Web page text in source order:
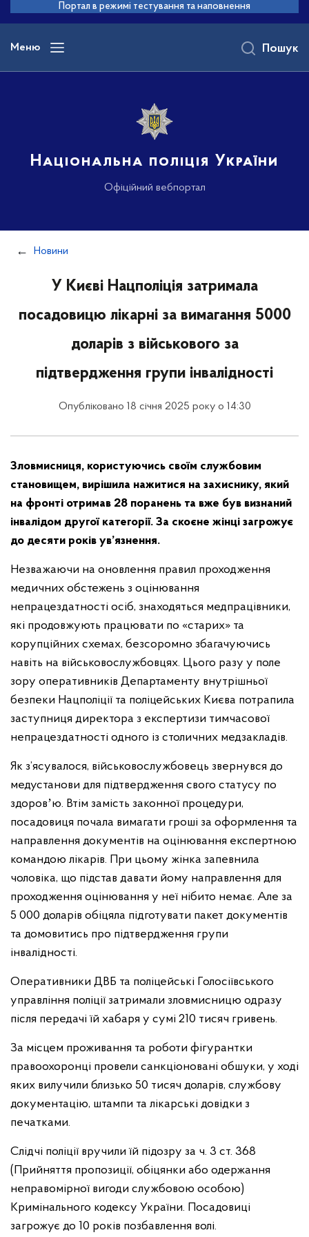
основного
вмісту
Портал в режимі тестування та наповнення
Меню
Національна поліція України
Офіційний вебпортал
Пошук
Новини
У Києві Нацполіція затримала
посадовицю лікарні за вимагання 5000
доларів з військового за
підтвердження групи інвалідності
Опубліковано 18 січня 2025 року о 14:30
Зловмисниця, користуючись своїм службовим
становищем, вирішила нажитися на захиснику, який
на фронті отримав 28 поранень та вже був визнаний
інвалідом другої категорії. За скоєне жінці загрожує
до десяти років ув’язнення.
Незважаючи на оновлення правил проходження
медичних обстежень з оцінювання
непрацездатності осіб, знаходяться медпрацівники,
які продовжують працювати по «старих» та
корупційних схемах, безсоромно збагачуючись
навіть на військовослужбовцях. Цього разу у поле
зору оперативників Департаменту внутрішньої
безпеки Нацполіції та поліцейських Києва потрапила
заступниця директора з експертизи тимчасової
непрацездатності одного із столичних медзакладів.
Як з’ясувалося, військовослужбовець звернувся до
медустанови для підтвердження свого статусу по
здоровʼю. Втім замість законної процедури,
посадовиця почала вимагати гроші за оформлення та
направлення документів на оцінювання експертною
командою лікарів. При цьому жінка запевнила
чоловіка, що підстав давати йому направлення для
проходження оцінювання у неї нібито немає. Але за
5 000 доларів обіцяла підготувати пакет документів
та домовитись про підтвердження групи
інвалідності.
Оперативники ДВБ та поліцейські Голосіївського
управління поліції затримали зловмисницю одразу
після передачі їй хабаря у сумі 210 тисяч гривень.
За місцем проживання та роботи фігурантки
правоохоронці провели санкціоновані обшуки, у ході
яких вилучили близько 50 тисяч доларів, службову
документацію, штампи та лікарські довідки з
печатками.
Слідчі поліції вручили їй підозру за ч. 3 ст. 368
(Прийняття пропозиції, обіцянки або одержання
неправомірної вигоди службовою особою)
Кримінального кодексу України. Посадовиці
загрожує до 10 років позбавлення волі.